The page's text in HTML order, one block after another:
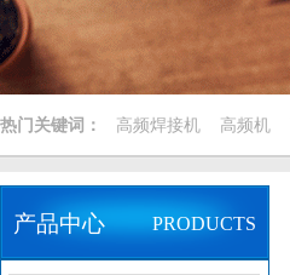
热门关键词： 高频焊接机 高频机
产品中心 PRODUCTS